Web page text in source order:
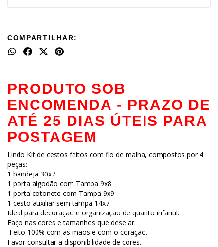
COMPARTILHAR:
PRODUTO SOB
ENCOMENDA - PRAZO DE
ATÉ 25 DIAS ÚTEIS PARA
POSTAGEM
Lindo Kit de cestos feitos com fio de malha, compostos por 4
peças:
1 bandeja 30x7
1 porta algodão com Tampa 9x8
1 porta cotonete com Tampa 9x9
1 cesto auxiliar sem tampa 14x7
Ideal para decoração e organização de quanto infantil.
Faço nas cores e tamanhos que desejar.
Feito 100% com as mãos e com o coração.
Favor consultar a disponibilidade de cores.